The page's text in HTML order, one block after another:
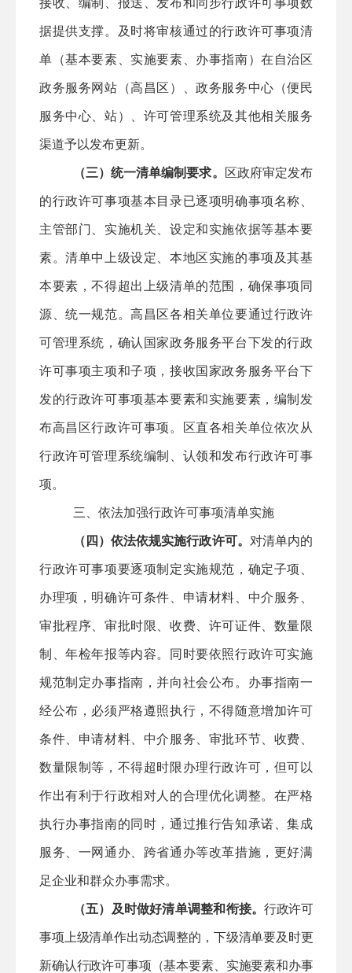
接收、编制、报送、发布和同步行政许可事项数
据提供支撑。及时将审核通过的行政许可事项清
单（基本要素、实施要素、办事指南）在自治区
政务服务网站 （高昌区） 、政务服务中心（便民
服务中心、站）、许可管理系统及其他相关服务
渠道予以发布更新。
（三）统一清单编制要求。 区政府审定发布
的行政许可事项基本目录已逐项明确事项名称、
主管部门、实施机关、设定和实施依据等基本要
素。清单中上级设定、本地区实施的事项及其基
本要素，不得超出上级清单的范围，确保事项同
源、统一规范。高昌区各相关单位要通过行政许
可管理系统，确认国家政务服务平台下发的行政
许可事项主项和子项，接收国家政务服务平台下
发的行政许可事项基本要素和实施要素，编制发
布高昌区行政许可事项。 区直各相关单位依次从
行政许可管理系统编制、认领和发布行政许可事
项。
三、依法加强行政许可事项清单实施
（四）依法依规实施行政许可。 对清单内的
行政许可事项要逐项制定实施规范，确定子项、
办理项，明确许可条件、申请材料、中介服务、
审批程序、审批时限、收费、许可证件、数量限
制、年检年报等内容。同时要依照行政许可实施
规范制定办事指南，并向社会公布。办事指南一
经公布，必须严格遵照执行，不得随意增加许可
条件、申请材料、中介服务、审批环节、收费、
数量限制等，不得超时限办理行政许可，但可以
作出有利于行政相对人的合理优化调整。在严格
执行办事指南的同时，通过推行告知承诺、集成
服务、一网通办、跨省通办等改革措施，更好满
足企业和群众办事需求。
（五）及时做好清单调整和衔接。行政许可
事项上级清单作出动态调整的，下级清单要及时更
新确认行政许可事项（基本要素、实施要素和办事